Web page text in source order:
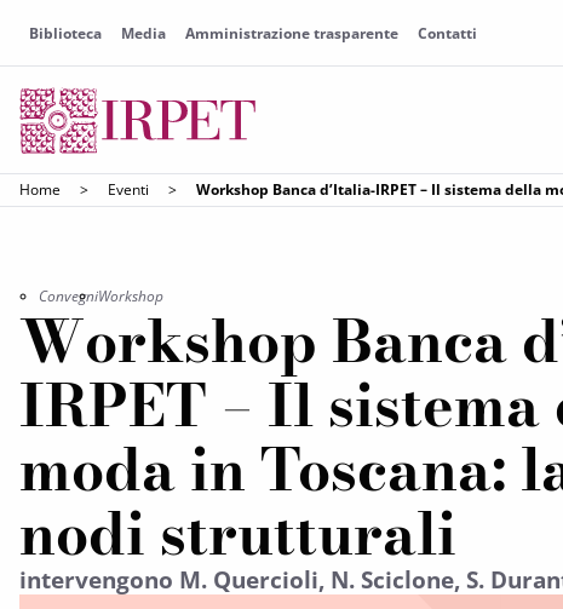
Biblioteca Media Amministrazione trasparente Contatti
Home > Eventi > Workshop Banca d’Italia-IRPET – Il sistema della
ConvegniWorkshop
Workshop Banca
IRPET – Il
moda in Toscana:
nodi strutturali
intervengono M. Quercioli, N. Sciclone, S.